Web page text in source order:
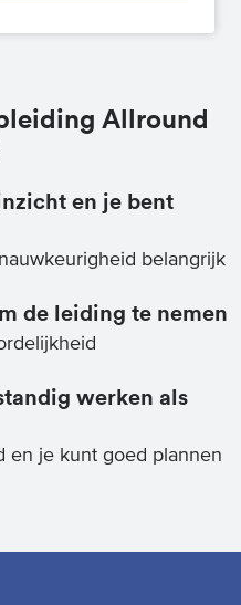
Allround
en je bent
belangrijk
de leiding te nemen
werken als
en je kunt goed plannen